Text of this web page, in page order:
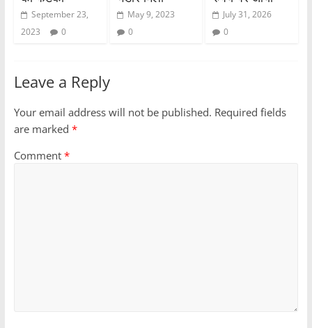
September 23,
2023
0
May 9, 2023
0
July 31, 2026
0
Leave a Reply
Your email address will not be published. Required fields
are marked *
Comment *